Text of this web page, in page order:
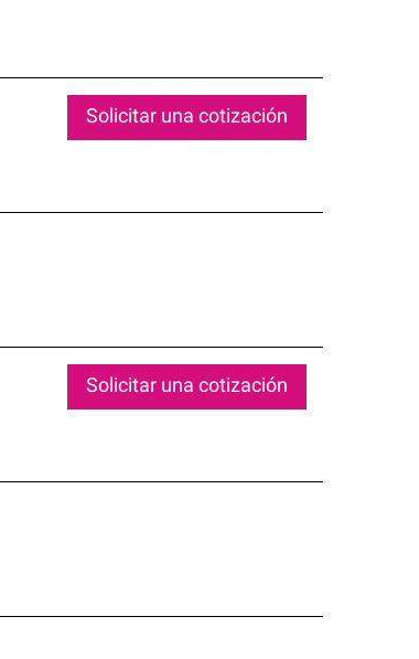
Solicitar una cotización
Solicitar una cotización